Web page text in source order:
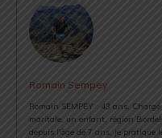
Romain Sempey
Romain SEMPEY : 43 ans,
maritale, un enfant, région
depuis l'âge de 7 ans, je pratique